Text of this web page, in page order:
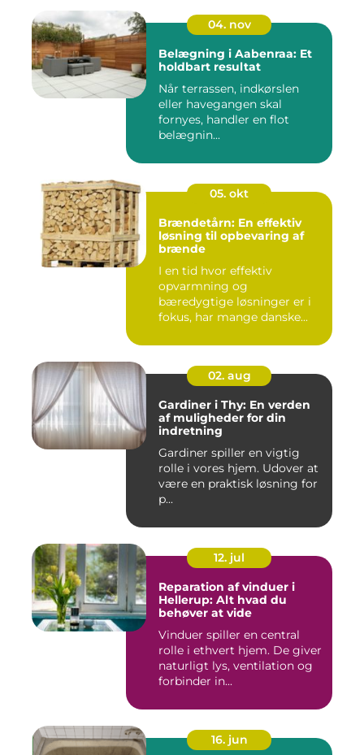
04. nov
Belægning i Aabenraa: Et
holdbart resultat
Når terrassen, indkørslen
eller havegangen skal
fornyes, handler en flot
belægnin...
05. okt
Brændetårn: En effektiv
løsning til opbevaring af
brænde
I en tid hvor effektiv
opvarmning og
bæredygtige løsninger er i
fokus, har mange danske...
02. aug
Gardiner i Thy: En verden
af muligheder for din
indretning
Gardiner spiller en vigtig
rolle i vores hjem. Udover at
være en praktisk løsning for
p...
12. jul
Reparation af vinduer i
Hellerup: Alt hvad du
behøver at vide
Vinduer spiller en central
rolle i ethvert hjem. De giver
naturligt lys, ventilation og
forbinder in...
16. jun